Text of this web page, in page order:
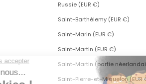
Russie (EUR €)
Saint-Barthélemy (EUR €)
Saint-Marin (EUR €)
Saint-Martin (EUR €)
Saint-Martin (partie
Saint-Pierre-et-Miquelon (EUR